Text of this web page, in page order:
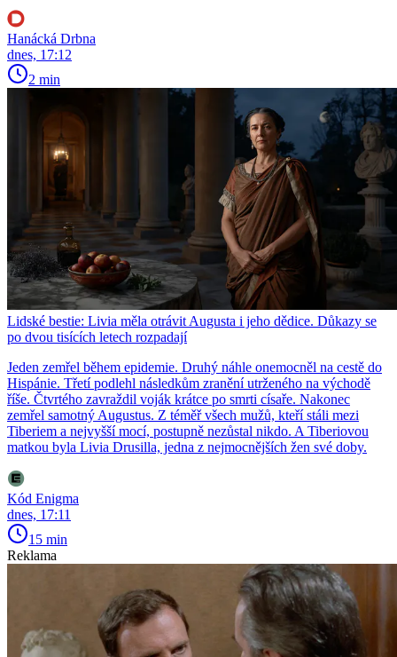
Hanácká Drbna
dnes, 17:12
2 min
Lidské bestie: Livia měla otrávit Augusta i jeho dědice. Důkazy se
po dvou tisících letech rozpadají
Jeden zemřel během epidemie. Druhý náhle onemocněl na cestě do
Hispánie. Třetí podlehl následkům zranění utrženého na východě
říše. Čtvrtého zavraždil voják krátce po smrti císaře. Nakonec
zemřel samotný Augustus. Z téměř všech mužů, kteří stáli mezi
Tiberiem a nejvyšší mocí, postupně nezůstal nikdo. A Tiberiovou
matkou byla Livia Drusilla, jedna z nejmocnějších žen své doby.
Kód Enigma
dnes, 17:11
15 min
Reklama